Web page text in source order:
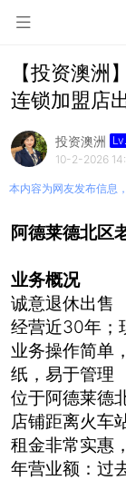
【投资澳洲
连锁加盟店
投资澳洲
10-2-2026
本内容为网友发布信息
阿德莱德北区
业务概况
诚意退休出售
经营近30年；
业务操作简单
纸，易于管理
位于阿德莱德
店铺距离火车
租金非常实惠
年营业额：过